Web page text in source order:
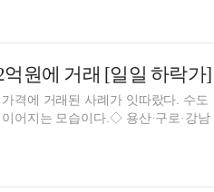
억원에 거래 [일일 하락가]
격에 거래된 사례가 잇따랐다. 수도
어지는 모습이다.◇ 용산·구로·강남